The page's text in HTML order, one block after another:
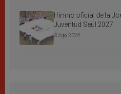
Himno oficial de la
Juventud Seúl 2027
3 Ago 2026